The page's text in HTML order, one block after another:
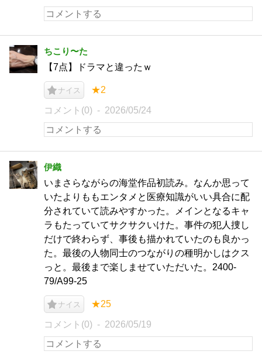
ちこり〜た
【7点】ドラマと違ったｗ
ナイス ★2
コメント(0) 2026/05/24
伊織
いまさらながらの海堂作品初読み。なんか思って
いたよりももエンタメと医療知識がいい具合に配
分されていて読みやすかった。メインとなるキャ
ラもたっていてサクサクいけた。事件の犯人捜し
だけで終わらず、事後も描かれていたのも良かっ
た。最後の人物同士のつながりの種明かしはクス
っと。最後まで楽しませていただいた。2400-
79/A99-25
ナイス ★25
コメント(0) 2026/05/19